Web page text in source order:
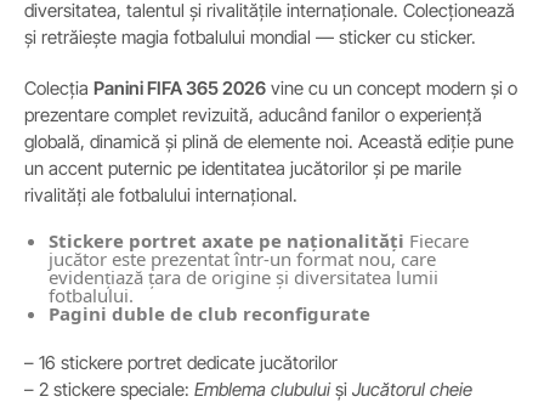
diversitatea, talentul și rivalitățile internaționale. Colecționează
și retrăiește magia fotbalului mondial — sticker cu sticker.
Colecția Panini FIFA 365 2026 vine cu un concept modern și o
prezentare complet revizuită, aducând fanilor o experiență
globală, dinamică și plină de elemente noi. Această ediție pune
un accent puternic pe identitatea jucătorilor și pe marile
rivalități ale fotbalului internațional.
Stickere portret axate pe naționalități Fiecare
jucător este prezentat într-un format nou, care
evidențiază țara de origine și diversitatea lumii
fotbalului.
Pagini duble de club reconfigurate
– 16 stickere portret dedicate jucătorilor
– 2 stickere speciale: Emblema clubuluiși Jucătorul cheie